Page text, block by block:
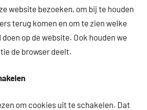
website bezoeken, om bij te houden
terug komen en om te zien welke
doen op de website. Ook houden we
de browser deelt.
om cookies uit te schakelen. Dat